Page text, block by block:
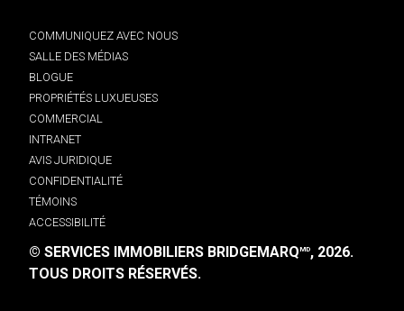
COMMUNIQUEZ AVEC NOUS
SALLE DES MÉDIAS
BLOGUE
PROPRIÉTÉS LUXUEUSES
COMMERCIAL
INTRANET
AVIS JURIDIQUE
CONFIDENTIALITÉ
TÉMOINS
ACCESSIBILITÉ
© SERVICES IMMOBILIERS BRIDGEMARQMD, 2026.
TOUS DROITS RÉSERVÉS.